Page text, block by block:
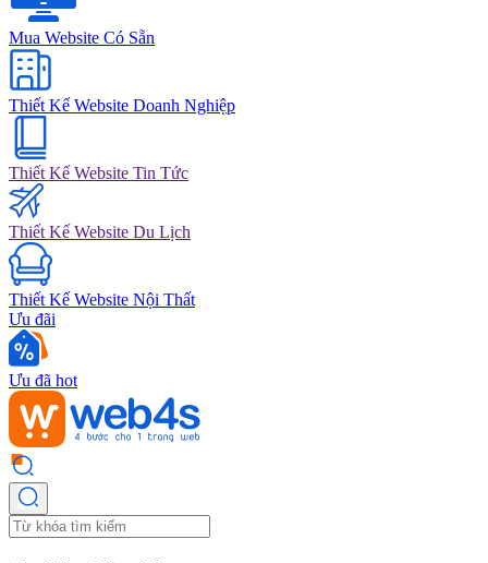
Mua Website Có Sẵn
Thiết Kế Website Doanh Nghiệp
Thiết Kế Website Tin Tức
Thiết Kế Website Du Lịch
Thiết Kế Website Nội Thất
Ưu đãi
Ưu đã hot